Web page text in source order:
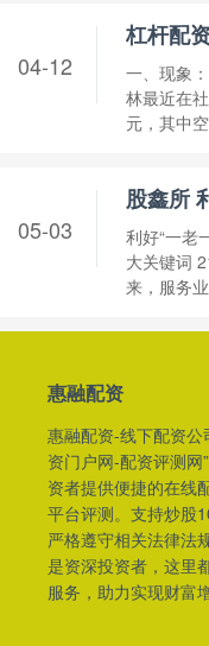
一、现象
林最近在
元，其中
04-12
利好“一老
大关键词
来，服务
05-03
惠融配资
惠融配资-线下配资
资门户网-配资评测
资者提供便捷的在线
平台评测。支持炒股
严格遵守相关法律法
是资深投资者，这里
服务，助力实现财富